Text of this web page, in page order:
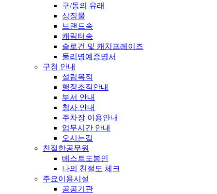
구/동의 유래
상징물
브랜드송
캐릭터송
슬로건 및 캐치프레이즈
둘리명예증명서
구청 안내
설립목적
행정조직안내
부서 안내
청사 안내
주차장 이용안내
업무시간 안내
오시는길
친절한공무원
베스트도봉인
나의 친절도 체크
주요이용시설
공공기관